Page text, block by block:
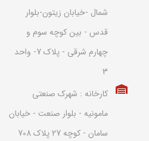
شمال -خیابان زیتون-بلوار
قدس - بین کوچه سوم و
چهارم شرقی - پلاک 7- واحد
3
کارخانه : شهرک صنعتی
مامونیه - بلوار صنعت - خیابان
سامان - کوچه 27 پلاک 708